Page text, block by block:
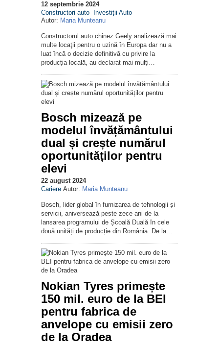
12 septembrie 2024
Constructori auto
Investiții Auto
Autor: Maria Munteanu
Constructorul auto chinez Geely analizează mai
multe locaţii pentru o uzină în Europa dar nu a
luat încă o decizie definitivă cu privire la
producţia locală, au declarat mai mulţi…
Bosch mizează pe
modelul învățământului
dual și crește numărul
oportunităților pentru
elevi
22 august 2024
Cariere Autor: Maria Munteanu
Bosch, lider global în furnizarea de tehnologii și
servicii, aniversează peste zece ani de la
lansarea programului de Școală Duală în cele
două unități de producție din România. De la…
Nokian Tyres primește
150 mil. euro de la BEI
pentru fabrica de
anvelope cu emisii zero
de la Oradea